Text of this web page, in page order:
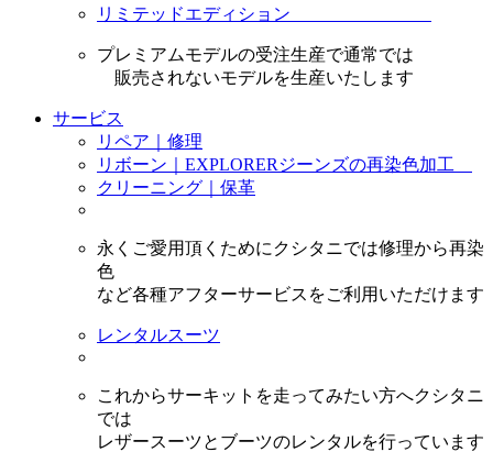
リミテッドエディション
プレミアムモデルの受注生産で通常では
販売されないモデルを生産いたします
サービス
リペア｜修理
リボーン｜EXPLORERジーンズの再染色加工
クリーニング｜保革
永くご愛用頂くためにクシタニでは修理から再染
色
など各種アフターサービスをご利用いただけます
レンタルスーツ
これからサーキットを走ってみたい方へクシタニ
では
レザースーツとブーツのレンタルを行っています